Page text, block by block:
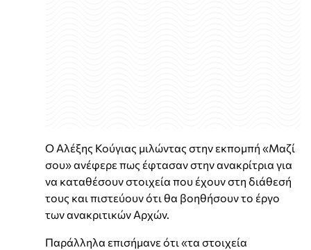
Ο Αλέξης Κούγιας μιλώντας στην εκπομπή «Μαζί
σου» ανέφερε πως έφτασαν στην ανακρίτρια για
να καταθέσουν στοιχεία που έχουν στη διάθεσή
τους και πιστεύουν ότι θα βοηθήσουν το έργο
των ανακριτικών Αρχών.
Παράλληλα επισήμανε ότι «τα στοιχεία